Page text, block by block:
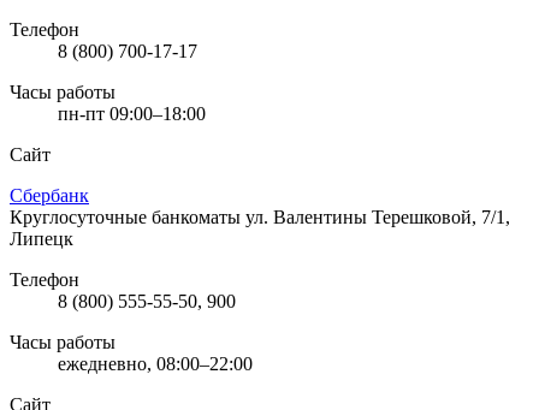
Телефон
8 (800) 700-17-17
Часы работы
пн-пт 09:00–18:00
Сайт
Сбербанк
Круглосуточные банкоматы ул. Валентины Терешковой, 7/1,
Липецк
Телефон
8 (800) 555-55-50, 900
Часы работы
ежедневно, 08:00–22:00
Сайт